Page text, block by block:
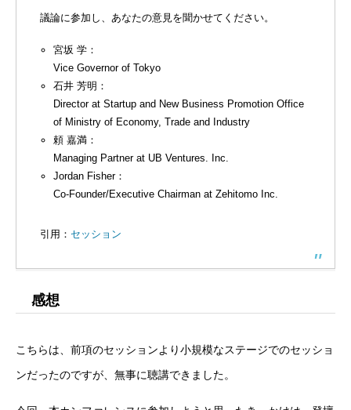
議論に参加し、あなたの意見を聞かせてください。
宮坂 学：
Vice Governor of Tokyo
石井 芳明：
Director at Startup and New Business Promotion Office
of Ministry of Economy, Trade and Industry
頼 嘉満：
Managing Partner at UB Ventures. Inc.
Jordan Fisher：
Co-Founder/Executive Chairman at Zehitomo Inc.
引用： セッション
感想
こちらは、前項のセッションより小規模なステージでのセッショ
ンだったのですが、無事に聴講できました。